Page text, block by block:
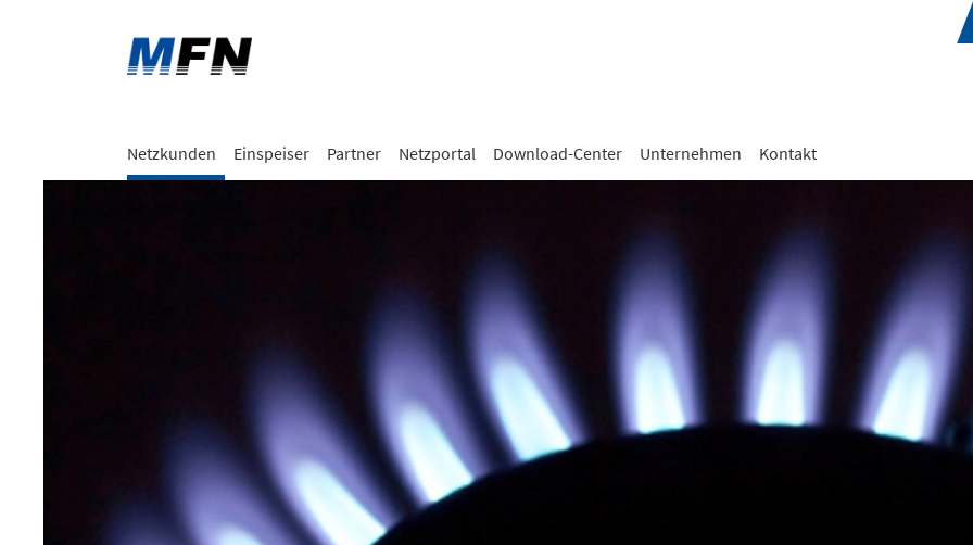
Netzkunden Einspeiser Partner Netzportal Download-Center Unternehmen Kontakt